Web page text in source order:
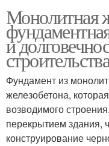
Монолитная
и
Фундамент из
железобетона,
возводимого
перекрытием здания,
конструирование